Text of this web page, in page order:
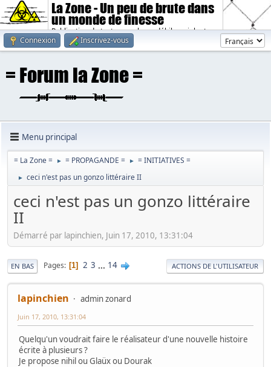
La Zone - Un peu de brute dans
un monde de finesse
Publication de textes sombres, débiles, violents.
Connexion
Inscrivez-vous
Menu principal
= La Zone = ► = PROPAGANDE = ► = INITIATIVES =
► ceci n'est pas un gonzo littéraire II
ceci n'est pas un gonzo littéraire
II
Démarré par lapinchien, Juin 17, 2010, 13:31:04
EN BAS Pages 1 2 3 ... 14 ACTIONS DE L'UTILISATEUR
lapinchien admin zonard
Juin 17, 2010, 13:31:04
Quelqu'un voudrait faire le réalisateur d'une nouvelle histoire
écrite à plusieurs ?
Je propose nihil ou Glaüx ou Dourak